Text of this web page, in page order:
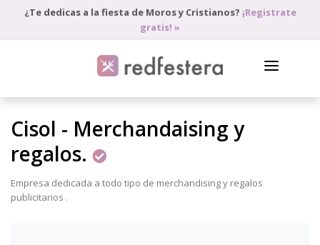
¿Te dedicas a la fiesta de Moros y Cristianos? ¡Registrate
gratis! »
Cisol - Merchandaising y
regalos.
Empresa dedicada a todo tipo de merchandising y regalos
publicitarios .